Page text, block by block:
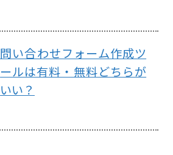
問い合わせフォーム作成ツ
ールは有料・無料どちらが
いい？